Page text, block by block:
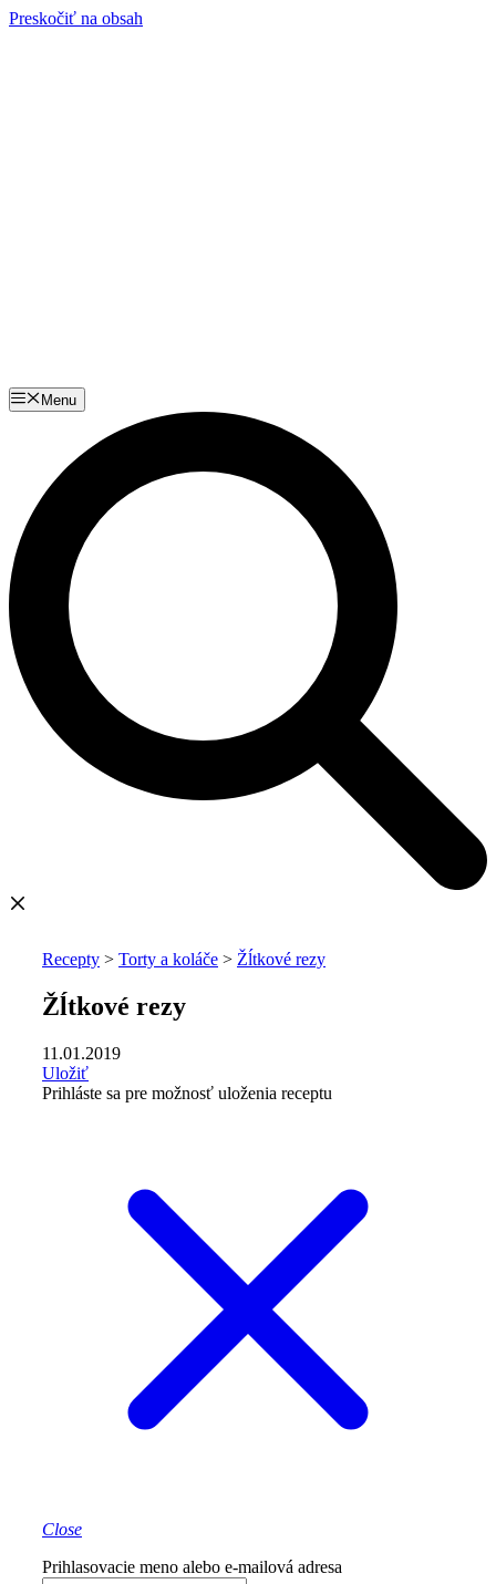
Preskočiť na obsah
Menu
Recepty > Torty a koláče > Žĺtkové rezy
Žĺtkové rezy
11.01.2019
Uložiť
Prihláste sa pre možnosť uloženia receptu
Close
Prihlasovacie meno alebo e-mailová adresa